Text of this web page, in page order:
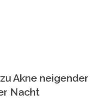
Akne neigender
Nacht